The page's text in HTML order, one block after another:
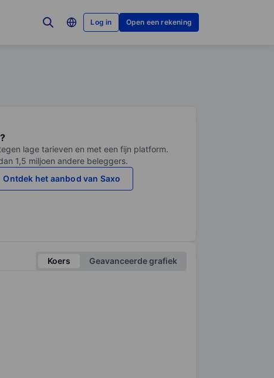
Log in Open een rekening
lage tarieven en met een fijn platform.
1,5 miljoen andere beleggers.
Ontdek het aanbod van Saxo
Koers Geavanceerde grafiek